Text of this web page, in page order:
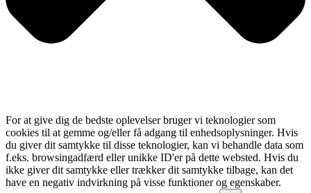
For at give dig de bedste oplevelser bruger vi teknologier som
cookies til at gemme og/eller få adgang til enhedsoplysninger. Hvis
du giver dit samtykke til disse teknologier, kan vi behandle data som
f.eks. browsingadfærd eller unikke ID'er på dette websted. Hvis du
ikke giver dit samtykke eller trækker dit samtykke tilbage, kan det
have en negativ indvirkning på visse funktioner og egenskaber.